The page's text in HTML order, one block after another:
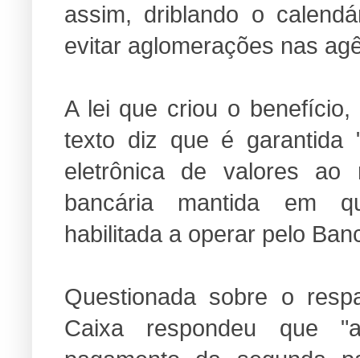
assim, driblando o
evitar aglomerações nas
A lei que criou o
texto diz que é garantida
eletrônica de valores
bancária mantida em
habilitada a operar pelo
Questionada sobre o
Caixa respondeu que